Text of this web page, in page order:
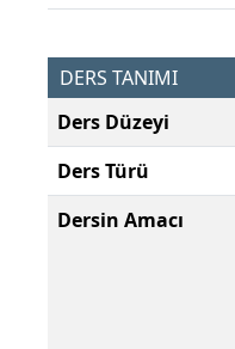
DERS TANIMI
Ders Düzeyi
Ders Türü
Dersin Amacı